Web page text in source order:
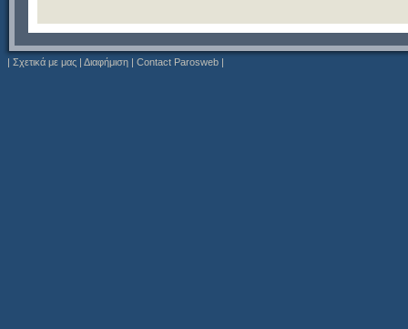
| Σχετικά με μας | Διαφήμιση | Contact Parosweb |